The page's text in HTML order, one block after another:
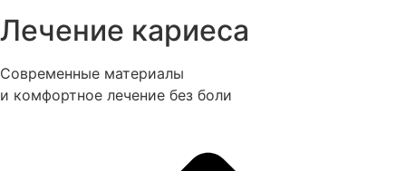
Лечение кариеса
Современные материалы
и комфортное лечение без боли